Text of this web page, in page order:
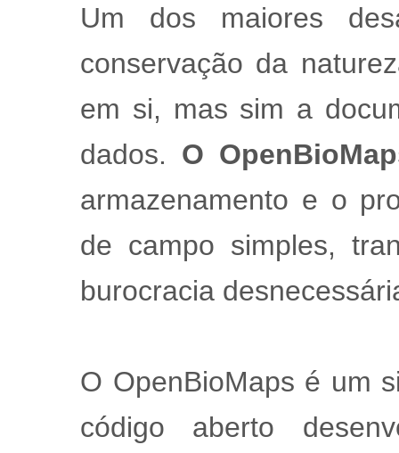
Um dos maiores
conservação da
em si, mas sim a
dados. O
armazenamento e o
de campo simples,
burocracia
O OpenBioMaps é um
código aberto